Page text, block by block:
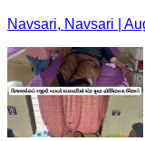
Navsari, Navsari |